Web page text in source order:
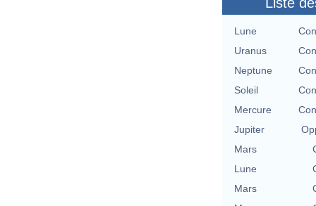
Lune
Uranus
Neptune
Soleil
Mercure
Jupiter
Mars
Lune
Mars